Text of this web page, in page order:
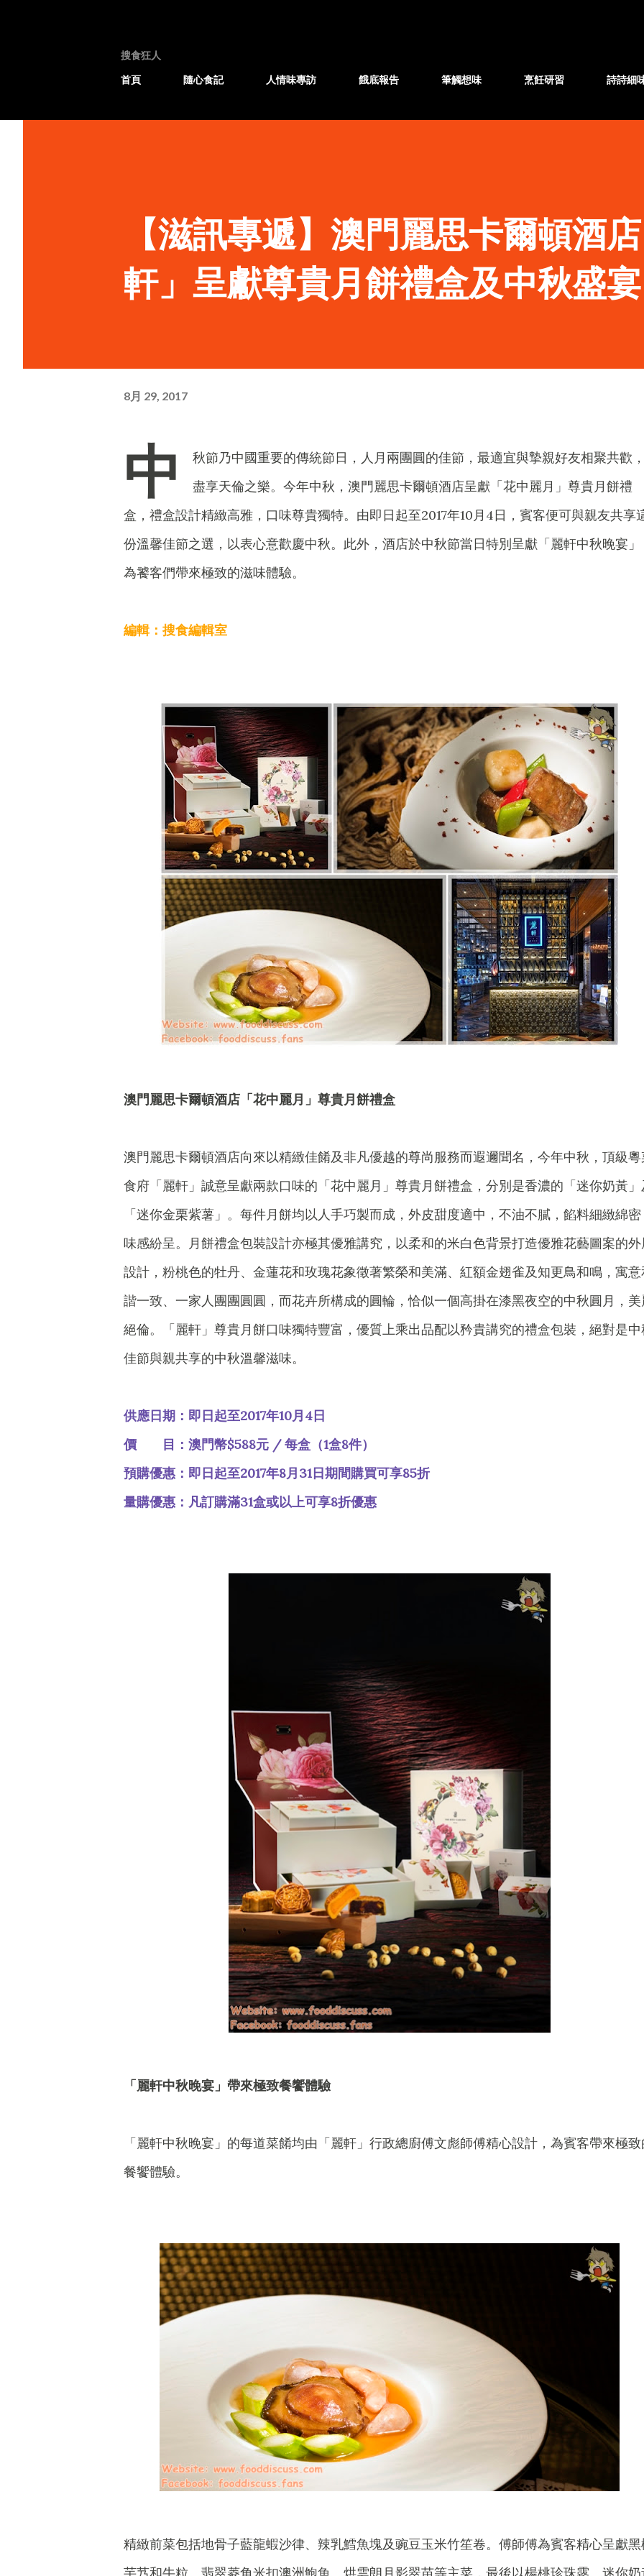
搜食狂人
首頁
隨心食記 人情味專訪 餓底報告 筆觸想味 烹飪研習 詩詩細
【滋訊專遞】澳門麗思卡爾頓酒
軒」呈獻尊貴月餅禮盒及中秋盛宴
8月 29, 2017
中
秋節乃中國重要的傳統節日，人月兩團圓的佳節，最適宜與摯親好友相聚共歡
盡享天倫之樂。今年中秋，澳門麗思卡爾頓酒店呈獻「花中麗月」尊貴月餅禮
盒，禮盒設計精緻高雅，口味尊貴獨特。由即日起至2017年10月4日，賓客便可與親友共享
份溫馨佳節之選，以表心意歡慶中秋。此外，酒店於中秋節當日特別呈獻「麗軒中秋晚宴
為饕客們帶來極致的滋味體驗。
編輯：搜食編輯室
澳門麗思卡爾頓酒店「花中麗月」尊貴月餅禮盒
澳門麗思卡爾頓酒店向來以精緻佳餚及非凡優越的尊尚服務而遐邇聞名，今年中秋，頂級
食府「麗軒」誠意呈獻兩款口味的「花中麗月」尊貴月餅禮盒，分別是香濃的「迷你奶黃
「迷你金栗紫薯」。每件月餅均以人手巧製而成，外皮甜度適中，不油不膩，餡料細緻綿
味感紛呈。月餅禮盒包裝設計亦極其優雅講究，以柔和的米白色背景打造優雅花藝圖案的
設計，粉桃色的牡丹、金蓮花和玫瑰花象徵著繁榮和美滿、紅額金翅雀及知更鳥和鳴，寓
諧一致、一家人團團圓圓，而花卉所構成的圓輪，恰似一個高掛在漆黑夜空的中秋圓月，
絕倫。「麗軒」尊貴月餅口味獨特豐富，優質上乘出品配以矜貴講究的禮盒包裝，絕對是
佳節與親共享的中秋溫馨滋味。
供應日期：即日起至2017年10月4日
價 目：澳門幣$588元 / 每盒（1盒8件）
預購優惠：即日起至2017年8月31日期間購買可享85折
量購優惠：凡訂購滿31盒或以上可享8折優惠
「麗軒中秋晚宴」帶來極致餐饗體驗
「麗軒中秋晚宴」的每道菜餚均由「麗軒」行政總廚傅文彪師傅精心設計，為賓客帶來極
餐饗體驗。
精緻前菜包括地骨子藍龍蝦沙律、辣乳鱈魚塊及豌豆玉米竹笙卷。傅師傅為賓客精心呈獻
芋艿和牛粒、翡翠菱角米扣澳洲鮑魚、烘雲朗月影翠苗等主菜，最後以楊桃珍珠露、迷你